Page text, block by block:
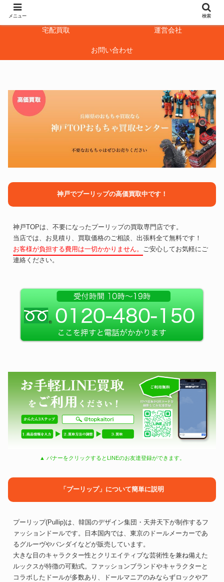
宅配買取 運営会社
お問い合わせ
神戸でプーリップの高価買取中です！
神戸TOPは、不要になったプーリップの買取専門店です。
当店では、お見積り、買取価格のご相談、出張料全て無料です！
お客様が負担する費用は一切かかりません。
ご安心してお気軽にご
連絡ください。
▲ バナーをクリックするとLINEのお友達登録ができます。
「プーリップ」について簡単に説明
プーリップ(Pullip)は、韓国のデザイン集団・天井天下が制作するフ
ァッションドールです。日本国内では、東京のドールメーカーであ
るグルーヴやバンダイなどが販売しています。
大きな目のキャラクター性とクリエイティブな芸術性を兼ね備えた
ルックスが特徴の可動式。ファッションブランドやキャラクターと
コラボしたドールが多数あり、ドールマニアのみならずロックやア
メニュー 検索